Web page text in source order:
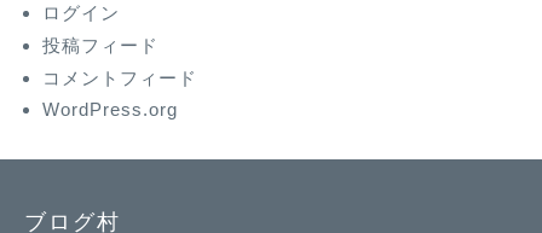
ログイン
投稿フィード
コメントフィード
WordPress.org
ブログ村